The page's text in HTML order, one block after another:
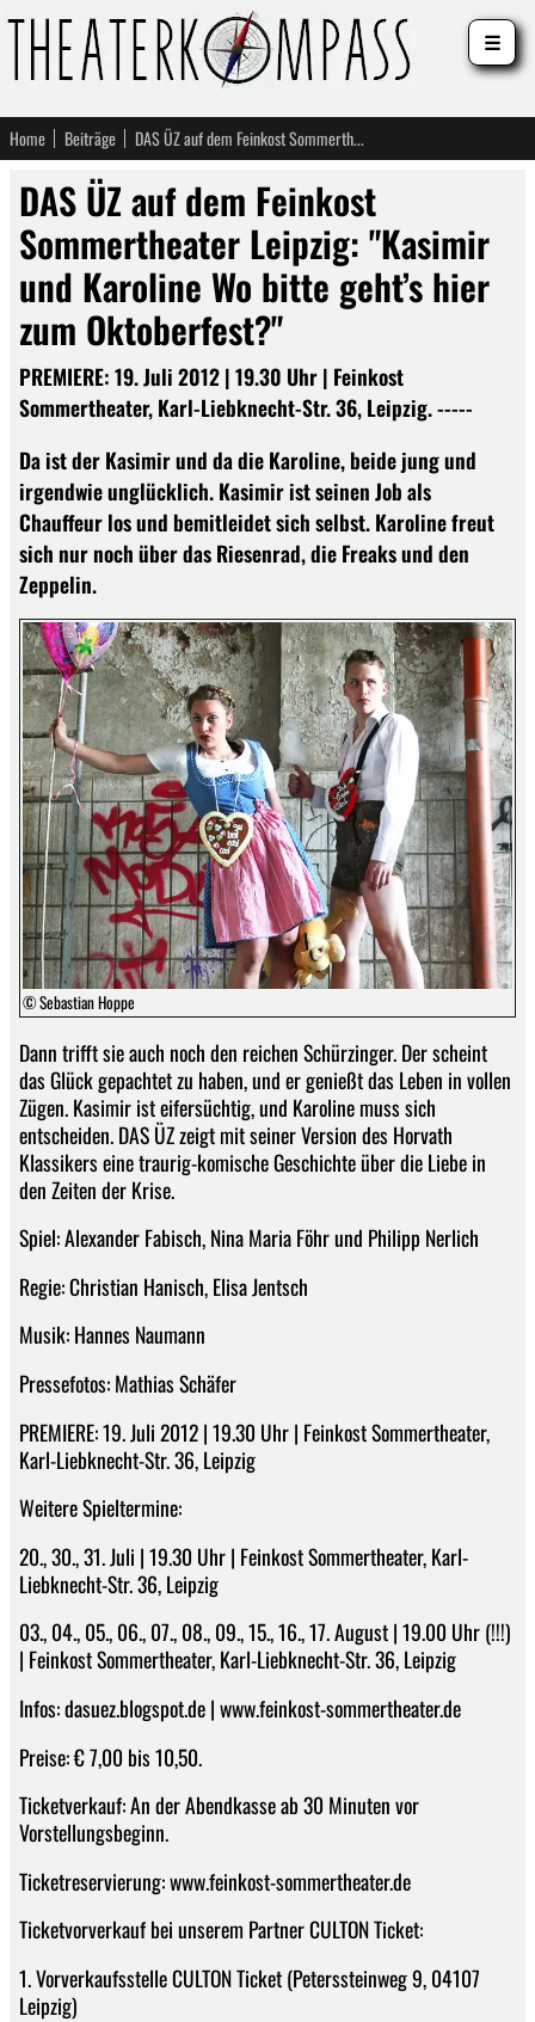
Home Beiträge DAS ÜZ auf dem Feinkost Sommertheater Leipzig: "Kasimir und Karoline Wo bitte geht’s hier zum Oktoberfest?"
DAS ÜZ auf dem Feinkost
Sommertheater Leipzig: "Kasimir
und Karoline Wo bitte geht’s hier
zum Oktoberfest?"
PREMIERE: 19. Juli 2012 | 19.30 Uhr | Feinkost
Sommertheater, Karl-Liebknecht-Str. 36, Leipzig. -----
Da ist der Kasimir und da die Karoline, beide jung und
irgendwie unglücklich. Kasimir ist seinen Job als
Chauffeur los und bemitleidet sich selbst. Karoline freut
sich nur noch über das Riesenrad, die Freaks und den
Zeppelin.
© Sebastian Hoppe
Dann trifft sie auch noch den reichen Schürzinger. Der scheint
das Glück gepachtet zu haben, und er genießt das Leben in vollen
Zügen. Kasimir ist eifersüchtig, und Karoline muss sich
entscheiden. DAS ÜZ zeigt mit seiner Version des Horvath
Klassikers eine traurig-komische Geschichte über die Liebe in
den Zeiten der Krise.
Spiel: Alexander Fabisch, Nina Maria Föhr und Philipp Nerlich
Regie: Christian Hanisch, Elisa Jentsch
Musik: Hannes Naumann
Pressefotos: Mathias Schäfer
PREMIERE: 19. Juli 2012 | 19.30 Uhr | Feinkost Sommertheater,
Karl-Liebknecht-Str. 36, Leipzig
Weitere Spieltermine:
20., 30., 31. Juli | 19.30 Uhr | Feinkost Sommertheater, Karl-
Liebknecht-Str. 36, Leipzig
03., 04., 05., 06., 07., 08., 09., 15., 16., 17. August | 19.00 Uhr (!!!)
| Feinkost Sommertheater, Karl-Liebknecht-Str. 36, Leipzig
Infos: dasuez.blogspot.de | www.feinkost-sommertheater.de
Preise: € 7,00 bis 10,50.
Ticketverkauf: An der Abendkasse ab 30 Minuten vor
Vorstellungsbeginn.
Ticketreservierung: www.feinkost-sommertheater.de
Ticketvorverkauf bei unserem Partner CULTON Ticket:
1. Vorverkaufsstelle CULTON Ticket (Peterssteinweg 9, 04107
Leipzig)
☰